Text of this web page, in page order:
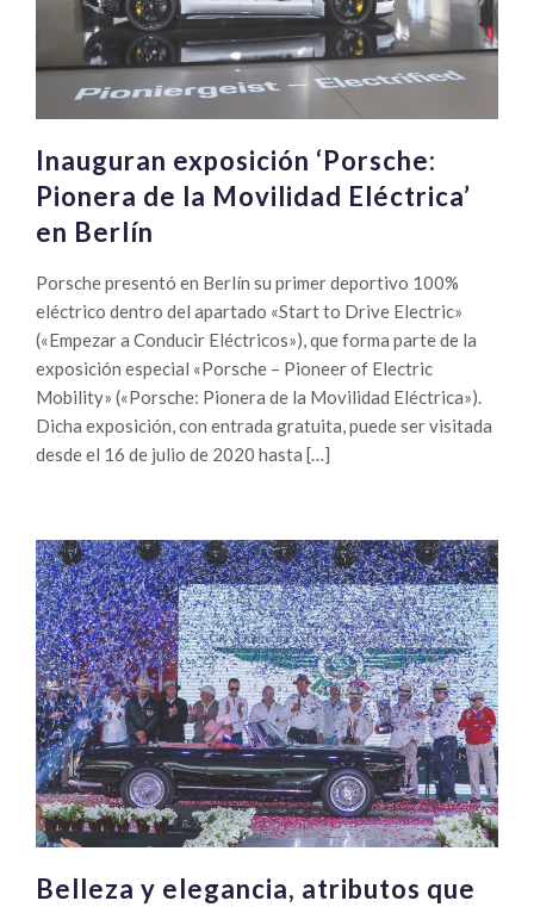
Inauguran exposición ‘Porsche:
Pionera de la Movilidad Eléctrica’
en Berlín
Porsche presentó en Berlín su primer deportivo 100%
eléctrico dentro del apartado «Start to Drive Electric»
(«Empezar a Conducir Eléctricos»), que forma parte de la
exposición especial «Porsche – Pioneer of Electric
Mobility» («Porsche: Pionera de la Movilidad Eléctrica»).
Dicha exposición, con entrada gratuita, puede ser visitada
desde el 16 de julio de 2020 hasta […]
Belleza y elegancia, atributos que